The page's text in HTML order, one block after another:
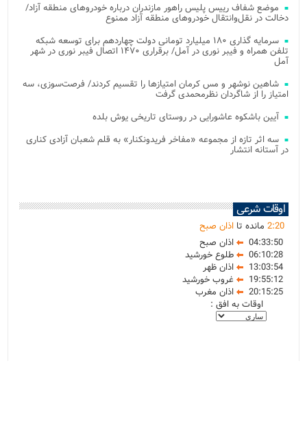
موضع شفاف رییس پلیس راهور مازندران درباره خودروهای منطقه آزاد/
دخالت در نقل‌وانتقال خودروهای منطقه آزاد ممنوع
سرمایه گذاری ۱۸۰ میلیارد تومانی دولت چهاردهم برای توسعه شبکه
تلفن همراه و فیبر نوری در آمل/ برقراری ۱۴۷۰ اتصال فیبر نوری در شهر
آمل
شاهین نوشهر و مس کرمان امتیازها را تقسیم کردند/ فرصت‌سوزی، سه
امتیاز را از شاگردان نظرمحمدی گرفت
آیین باشکوه عاشورایی در روستای تاریخی یوش بلده
سه اثر تازه از مجموعه «مفاخر فریدونکنار» به قلم شعبان آزادی کناری
در آستانه انتشار
اوقات شرعی
2:20 مانده تا اذان صبح
04:33:50
اذان صبح
06:10:28
طلوع خورشید
13:03:54
اذان ظهر
19:55:12
غروب خورشید
20:15:25
اذان مغرب
اوقات به افق :